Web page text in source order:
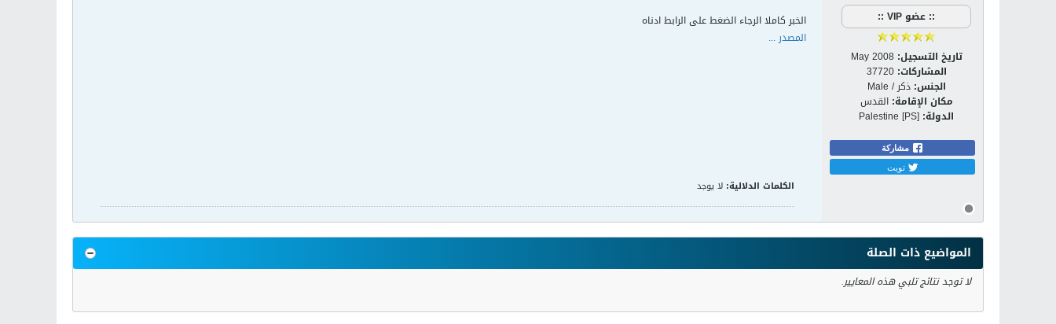
:: عضو VIP ::
تاريخ التسجيل: May 2008
المشاركات: 37720
الجنس: ذكر / Male
مكان الإقامة: القدس
الدولة: Palestine [PS]
مشاركة
تويت
الخبر كاملا الرجاء الضغط على الرابط ادناه
المصدر ...
الكلمات الدلالية: لا يوجد
المواضيع ذات الصلة
لا توجد نتائج تلبي هذه المعايير.